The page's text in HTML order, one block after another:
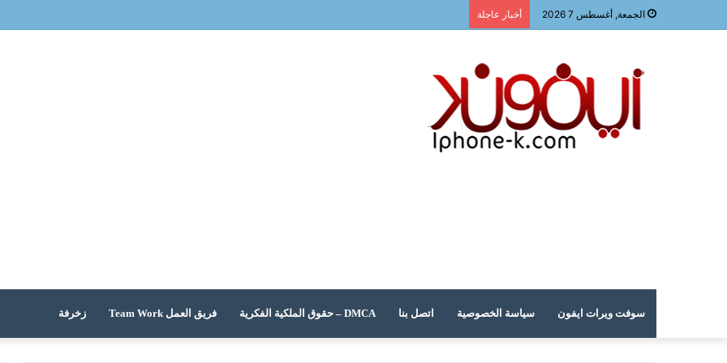
الجمعة, أغسطس 7 2026 أخبار عاجلة
سوفت ويرات ايفون سياسة الخصوصية اتصل بنا DMCA – حقوق الملكية الفكرية فريق العمل Team Work زخرفة